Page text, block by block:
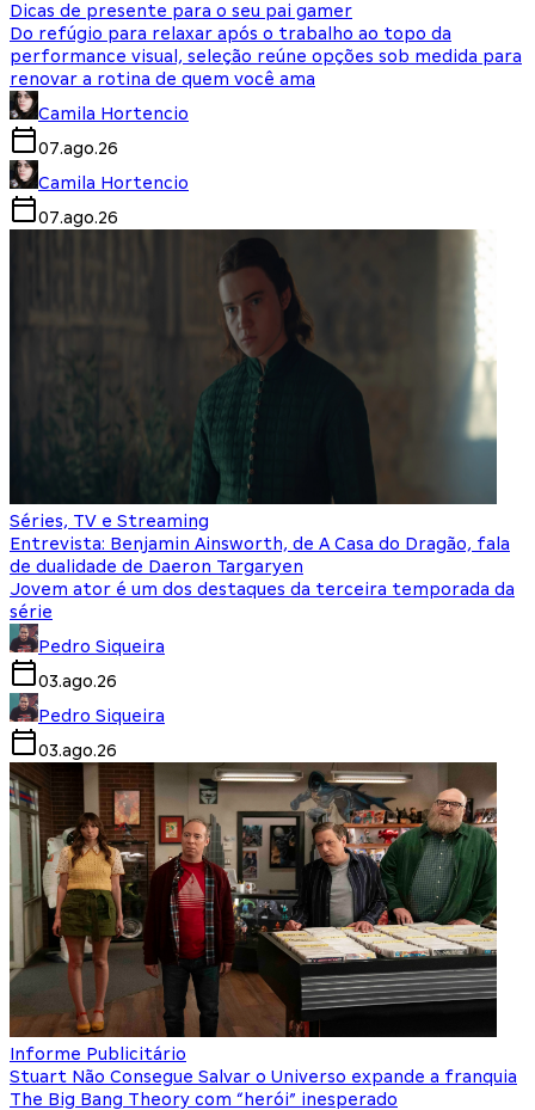
Dicas de presente para o seu pai gamer
Do refúgio para relaxar após o trabalho ao topo da
performance visual, seleção reúne opções sob medida para
renovar a rotina de quem você ama
Camila Hortencio
07.ago.26
Camila Hortencio
07.ago.26
Séries, TV e Streaming
Entrevista: Benjamin Ainsworth, de A Casa do Dragão, fala
de dualidade de Daeron Targaryen
Jovem ator é um dos destaques da terceira temporada da
série
Pedro Siqueira
03.ago.26
Pedro Siqueira
03.ago.26
Informe Publicitário
Stuart Não Consegue Salvar o Universo expande a franquia
The Big Bang Theory com “herói” inesperado